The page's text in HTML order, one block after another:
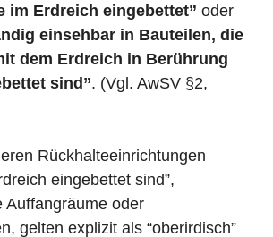
im Erdreich eingebettet” oder
einsehbar in Bauteilen, die
dem Erdreich in Berührung
sind”. (Vgl. AwSV §2,
Rückhalteeinrichtungen
eingebettet sind”,
Auffangräume oder
gelten explizit als “oberirdisch”